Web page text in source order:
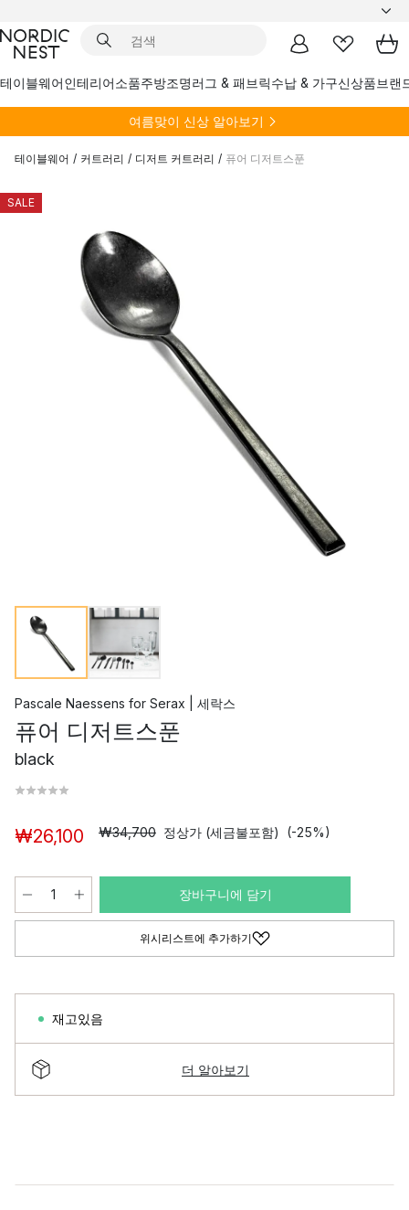
테이블웨어인테리어소품주방조명러그 & 패브릭수납 & 가구신상품브랜
여름맞이 신상 알아보기
테이블웨어 / 커트러리 / 디저트 커트러리 / 퓨어 디저트스푼
SALE
Pascale Naessens for Serax | 세락스
퓨어 디저트스푼
black
₩26,100 ₩34,700 정상가 (세금불포함) (-25%)
장바구니에 담기
위시리스트에 추가하기
재고있음
더 알아보기